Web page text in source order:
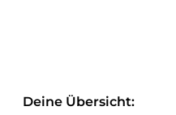
Deine Übersicht: